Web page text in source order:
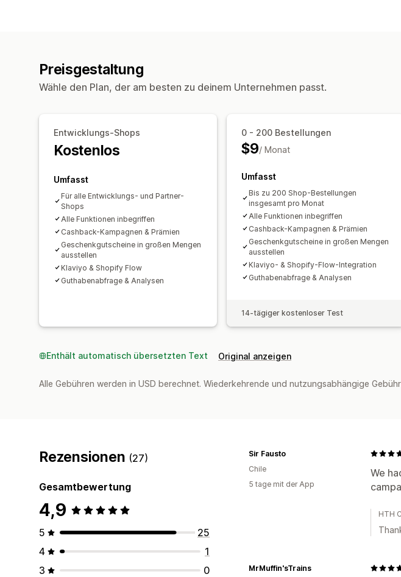
Preisgestaltung
Wähle den Plan, der am besten zu deinem Unternehmen passt.
Entwicklungs-Shops
Kostenlos
Umfasst
Für alle Entwicklungs- und Partner-
Shops
Alle Funktionen inbegriffen
Cashback-Kampagnen & Prämien
Geschenkgutscheine in großen Mengen
ausstellen
Klaviyo & Shopify Flow
Guthabenabfrage & Analysen
0 - 200 Bestellungen
$9/ Monat
Umfasst
Bis zu 200 Shop-Bestellungen
insgesamt pro Monat
Alle Funktionen inbegriffen
Cashback-Kampagnen & Prämien
Geschenkgutscheine in großen Mengen
ausstellen
Klaviyo- & Shopify-Flow-Integration
Guthabenabfrage & Analysen
14-tägiger kostenloser Test
Enthält automatisch übersetzten Text Original anzeigen
Alle Gebühren werden in USD berechnet. Wiederkehrende und nutzungsabhängige
Rezensionen (27)
Gesamtbewertung
4,9
5
25
4
1
3
0
We
Sir Fausto
Chile
5 tage mit der App
HTH
MrMuffin'sTrains